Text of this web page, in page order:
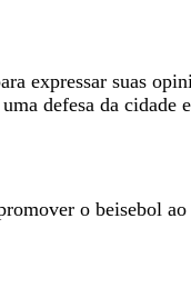
suas
defesa da cidade
o beisebol